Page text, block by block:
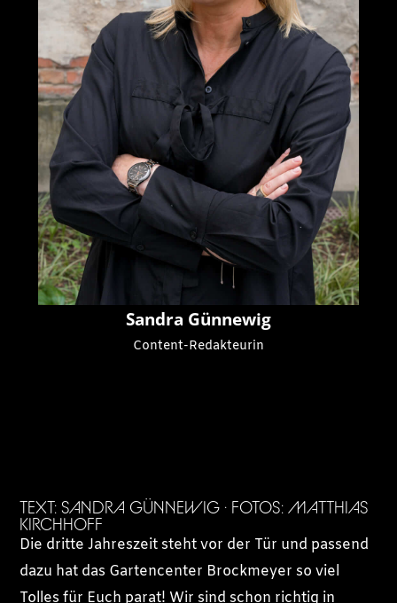
Sandra Günnewig
Content-Redakteurin
TEXT: SANDRA GÜNNEWIG · FOTOS: MATTHIAS
KIRCHHOFF
Die dritte Jahreszeit steht vor der Tür und passend
dazu hat das Gartencenter Brockmeyer so viel
Tolles für Euch parat! Wir sind schon richtig in